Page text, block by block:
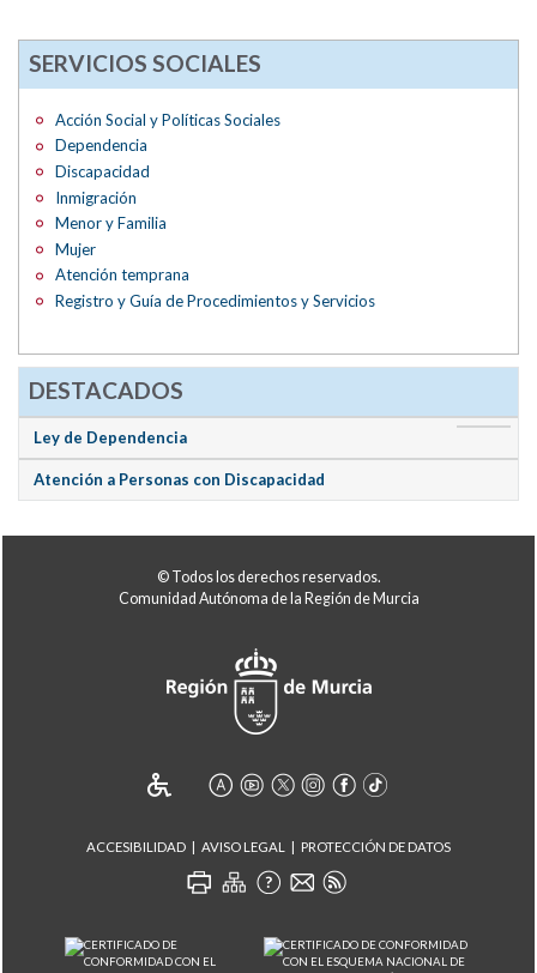
SERVICIOS SOCIALES
Acción Social y Políticas Sociales
Dependencia
Discapacidad
Inmigración
Menor y Familia
Mujer
Atención temprana
Registro y Guía de Procedimientos y Servicios
DESTACADOS
Ley de Dependencia
Atención a Personas con Discapacidad
© Todos los derechos reservados.
Comunidad Autónoma de la Región de Murcia
ACCESIBILIDAD AVISO LEGAL PROTECCIÓN DE DATOS